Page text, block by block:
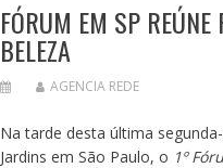
FÓRUM EM SP
BELEZA
AGENCIA REDE
Na tarde desta última
Jardins em São Paulo, o 1º